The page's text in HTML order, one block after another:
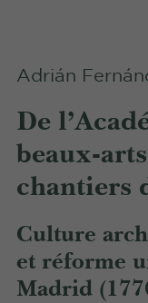
Adrián
De
beaux-
chantiers
Culture
et réforme
Madrid